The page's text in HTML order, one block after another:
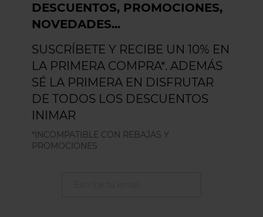
DESCUENTOS, PROMOCIONES,
NOVEDADES...
SUSCRÍBETE Y RECIBE UN 10% EN
LA PRIMERA COMPRA*. ADEMÁS
SÉ LA PRIMERA EN DISFRUTAR
DE TODOS LOS DESCUENTOS
INIMAR
*INCOMPATIBLE CON REBAJAS Y
PROMOCIONES